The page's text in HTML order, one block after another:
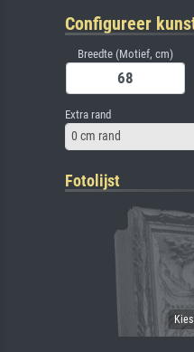
Configureer
Breedte (Motief, cm)
Extra rand
0 cm rand
Fotolijst